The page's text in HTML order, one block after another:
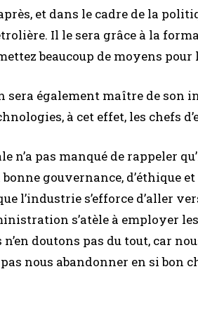
et dans le cadre de la
Il le sera grâce à la
beaucoup de moyens
sera également maître de son
à cet effet, les chefs
n’a pas manqué de rappeler
gouvernance, d’éthique
l’industrie s’efforce d’aller
s’atèle à employer
n’en doutons pas du tout, car
nous abandonner en si bon